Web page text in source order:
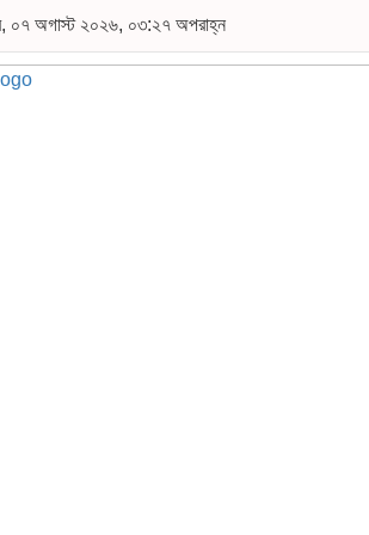
০৭ অগাস্ট ২০২৬, ০৩:২৭ অপরাহ্ন